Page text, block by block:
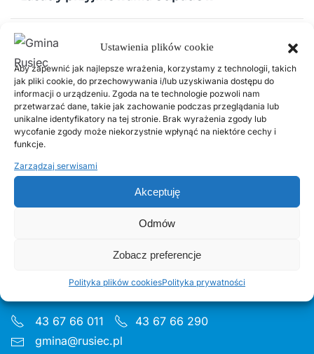
Ustawienia plików cookie
Aby zapewnić jak najlepsze wrażenia, korzystamy z technologii, takich
jak pliki cookie, do przechowywania i/lub uzyskiwania dostępu do
informacji o urządzeniu. Zgoda na te technologie pozwoli nam
przetwarzać dane, takie jak zachowanie podczas przeglądania lub
unikalne identyfikatory na tej stronie. Brak wyrażenia zgody lub
wycofanie zgody może niekorzystnie wpłynąć na niektóre cechy i
funkcje.
Zarządzaj serwisami
Akceptuję
Odmów
Zobacz preferencje
Polityka plików cookiesPolityka prywatności
14 LIPCA, 2020
Kurenda
30 CZERWCA, 2026
Odnawialne źródła energii w Gminie Rusiec –
edycja 2, Fundusze Europejskie
Urząd Gminy w Ruścu
Godziny pon 8:00 - 16.00 wt– pt 7:30 - 15.30
43 67 66 011
43 67 66 290
gmina@rusiec.pl